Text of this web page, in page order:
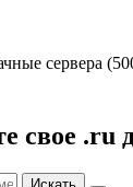
сервера
свое .ru